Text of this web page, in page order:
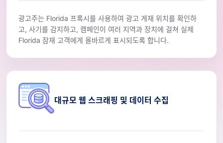
광고주는 Florida 프록시를 사용하여 광고 게재 위치를 확인하
고, 사기를 감지하고, 캠페인이 여러 지역과 장치에 걸쳐 실제
Florida 잠재 고객에게 올바르게 표시되도록 합니다.
대규모 웹 스크래핑 및 데이터 수집